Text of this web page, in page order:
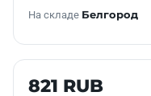
На складе Белгород
Б/У В НАЛИЧИИ
821 RUB